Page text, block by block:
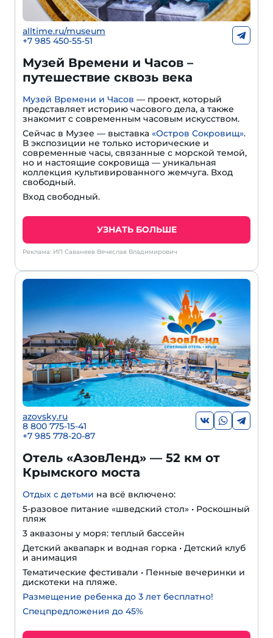
alltime.ru/museum
+7 985 450-55-51
Музей Времени и Часов –
путешествие сквозь века
Музей Времени и Часов — проект, который
представляет историю часового дела, а также
знакомит с современным часовым искусством.
Сейчас в Музее — выставка «Остров Сокровищ».
В экспозиции не только исторические и
современные часы, связанные с морской темой,
но и настоящие сокровища — уникальная
коллекция культивированного жемчуга. Вход
свободный.
Вход свободный.
УЗНАТЬ БОЛЬШЕ
Реклама: ИП Саванеев Вячеслав Владимирович
azovsky.ru
8 800 775-15-41
+7 985 778-20-87
Отель «АзовЛенд» — 52 км от
Крымского моста
Отдых с детьми на всё включено:
5-разовое питание «шведский стол» • Роскошный
пляж
3 аквазоны у моря: теплый бассейн
Детский аквапарк и водная горка • Детский клуб
и анимация
Тематические фестивали • Пенные вечеринки и
дискотеки на пляже.
Размещение ребенка до 3 лет бесплатно!
Спецпредложения до 45%